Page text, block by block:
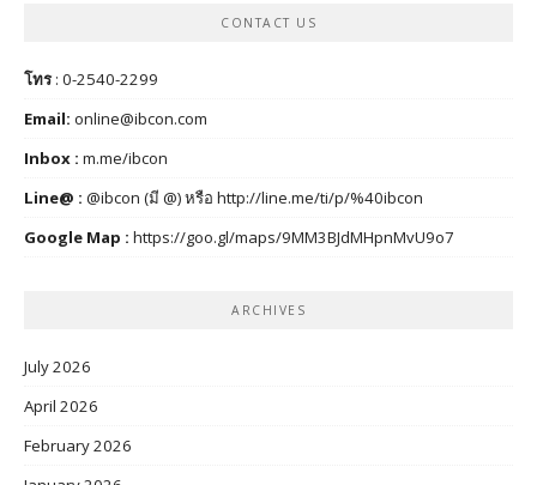
CONTACT US
โทร: 0-2540-2299
Email: online@ibcon.com
Inbox : m.me/ibcon
Line@ : @ibcon (มี @) หรือ http://line.me/ti/p/%40ibcon
Google Map : https://goo.gl/maps/9MM3BJdMHpnMvU9o7
ARCHIVES
July 2026
April 2026
February 2026